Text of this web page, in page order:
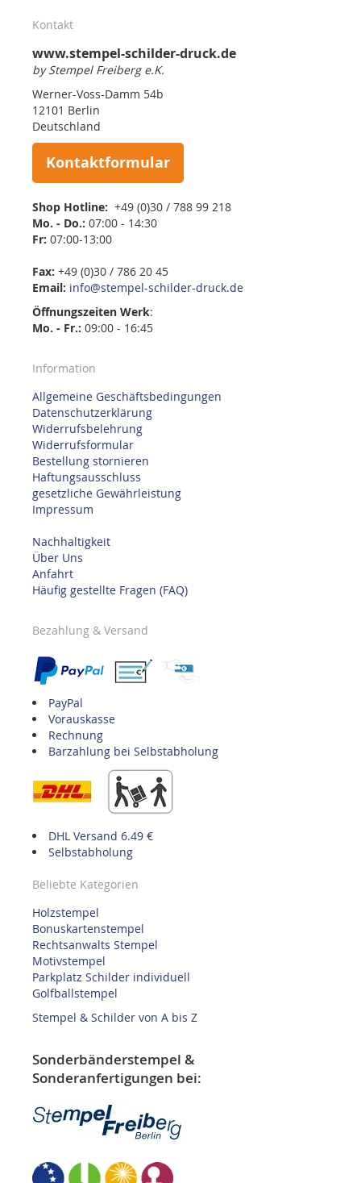
Kontakt
www.stempel-schilder-druck.de
by Stempel Freiberg e.K.
Werner-Voss-Damm 54b
12101 Berlin
Deutschland
Kontaktformular
Shop Hotline: +49 (0)30 / 788 99 218
Mo. - Do.: 07:00 - 14:30
Fr: 07:00-13:00
Fax: +49 (0)30 / 786 20 45
Email: info@stempel-schilder-druck.de
Öffnungszeiten Werk:
Mo. - Fr.: 09:00 - 16:45
Information
Allgemeine Geschäftsbedingungen
Datenschutzerklärung
Widerrufsbelehrung
Widerrufsformular
Bestellung stornieren
Haftungsausschluss
gesetzliche Gewährleistung
Impressum
Nachhaltigkeit
Über Uns
Anfahrt
Häufig gestellte Fragen (FAQ)
Bezahlung & Versand
PayPal
Vorauskasse
Rechnung
Barzahlung bei Selbstabholung
DHL Versand 6.49 €
Selbstabholung
Beliebte Kategorien
Holzstempel
Bonuskartenstempel
Rechtsanwalts Stempel
Motivstempel
Parkplatz Schilder individuell
Golfballstempel
Stempel & Schilder von A bis Z
Sonderbänderstempel &
Sonderanfertigungen bei: